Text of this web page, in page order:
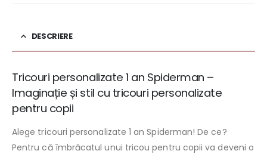
DESCRIERE
Tricouri personalizate 1 an Spiderman –
Imaginație și stil cu tricouri personalizate
pentru copii
Alege tricouri personalizate 1 an Spiderman! De ce?
Pentru că îmbrăcatul unui tricou pentru copii va deveni o